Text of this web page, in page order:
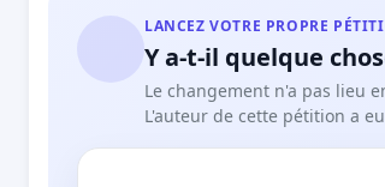
LANCEZ VOTRE PROPRE
Y a-t-il quelque
Le changement n'a pas lieu
L'auteur de cette pétition a